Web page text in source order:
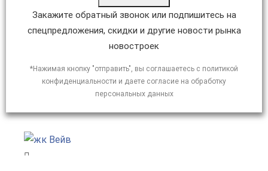
Закажите обратный звонок или подпишитесь на
спецпредложения, скидки и другие новости рынка
новостроек
*Нажимая кнопку "отправить", вы соглашаетесь с политикой
конфиденциальности и даете согласие на обработку
персональных данных